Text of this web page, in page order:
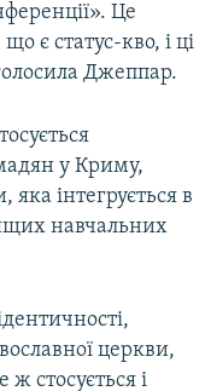
Це
є статус-кво, і ці
Джеппар.
у Криму,
яка інтегрується в
навчальних
церкви,
ж стосується і